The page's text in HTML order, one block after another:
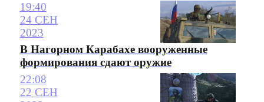
19:40
24 СЕН
2023
В Нагорном Карабахе вооруженные
формирования сдают оружие
22:08
22 СЕН